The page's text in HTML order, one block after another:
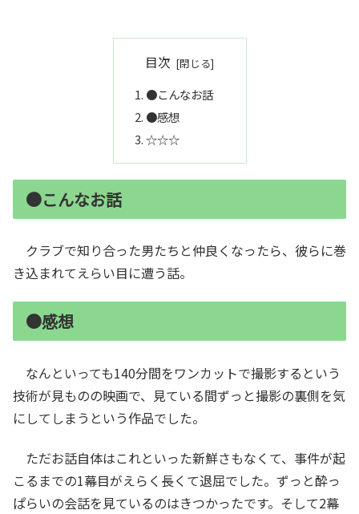
目次
●こんなお話
●感想
☆☆☆
●こんなお話
クラブで知り合った男たちと仲良くなったら、彼らに巻
き込まれてえらい目に遭う話。
●感想
なんといっても140分間をワンカットで撮影するという
技術が見ものの映画で、見ている間ずっと撮影の裏側を気
にしてしまうという作品でした。
ただお話自体はこれといった新鮮さもなくて、事件が起
こるまでの1幕目がえらく長くて退屈でした。ずっと酔っ
ぱらいの会話を見ているのはきつかったです。そして2幕